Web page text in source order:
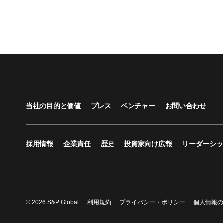
当社の目的と価値 プレス ベンチャー お問い合わせ
採用情報 企業責任 歴史 投資家向け広報 リーダーシ
© 2026 S&P Global 利用規約 プライバシー・ポリシー 個人情報